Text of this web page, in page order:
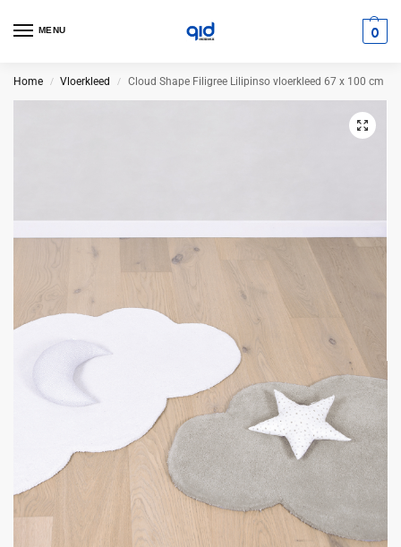
MENU 0
Home / Vloerkleed / Cloud Shape Filigree Lilipinso vloerkleed 67 x 100 cm